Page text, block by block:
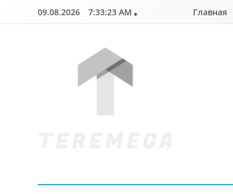
09.08.2026 7:33:24 AM Главная